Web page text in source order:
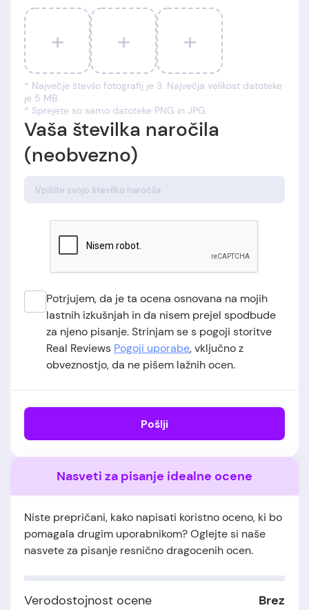
+ + +
* Največje število fotografij je 3. Največja velikost datoteke
je 5 MB.
* Sprejete so samo datoteke PNG in JPG.
Vaša številka naročila
(neobvezno)
Potrjujem, da je ta ocena osnovana na mojih
lastnih izkušnjah in da nisem prejel spodbude
za njeno pisanje. Strinjam se s pogoji storitve
Real Reviews Pogoji uporabe, vključno z
obveznostjo, da ne pišem lažnih ocen.
Pošlji
Nasveti za pisanje idealne ocene
Niste prepričani, kako napisati koristno oceno, ki bo
pomagala drugim uporabnikom? Oglejte si naše
nasvete za pisanje resnično dragocenih ocen.
Verodostojnost ocene Brez